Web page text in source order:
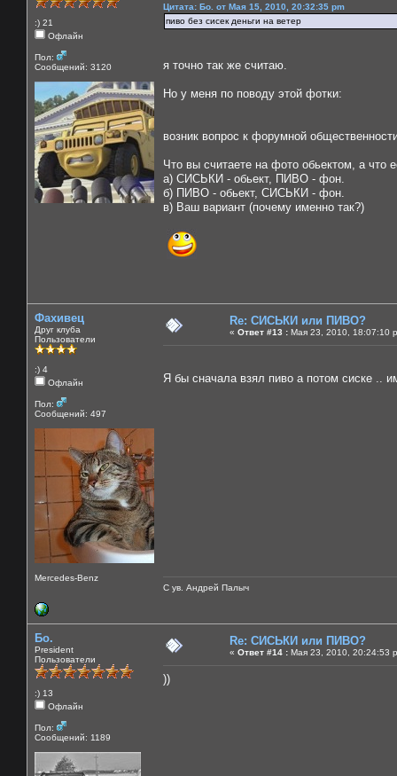
:) 21
Офлайн
Пол:
Сообщений: 3120
Цитата: Бо. от Мая 15, 2010, 20:32:35 pm
пиво без сисек деньги на ветер
я точно так же считаю.
Но у меня по поводу этой фотки:
возник вопрос к форумной
Что вы считаете на фото обьектом, а что
а) СИСЬКИ - обьект, ПИВО - фон.
б) ПИВО - обьект, СИСЬКИ - фон.
в) Ваш вариант (почему именно так?)
Фахивец
Друг клуба
Пользователи
:) 4
Офлайн
Пол:
Сообщений: 497
Mercedes-Benz
Re: СИСЬКИ или ПИВО?
« Ответ #13 : Мая 23, 2010, 18:07:10
Я бы сначала взял пиво а потом сиске ..
С ув. Андрей Палыч
Бо.
President
Пользователи
:) 13
Офлайн
Пол:
Сообщений: 1189
Re: СИСЬКИ или ПИВО?
« Ответ #14 : Мая 23, 2010, 20:24:53
))